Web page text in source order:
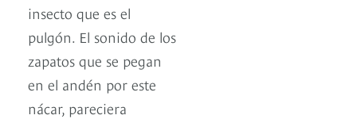
insecto que es el
pulgón. El sonido de los
zapatos que se pegan
en el andén por este
nácar, pareciera